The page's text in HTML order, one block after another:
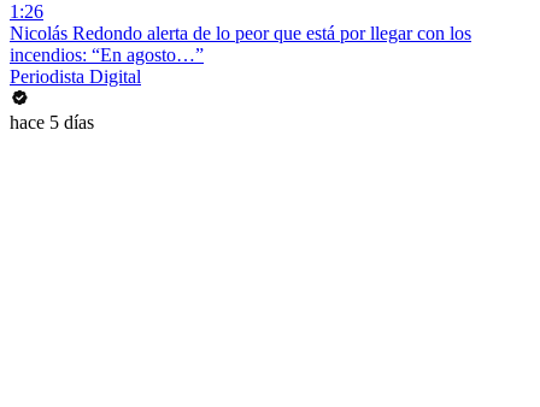
1:26
Nicolás Redondo alerta de lo peor que está por llegar con los
incendios: “En agosto…”
Periodista Digital
hace 5 días